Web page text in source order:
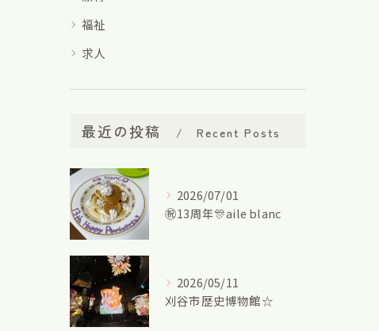
福祉
求人
最近の投稿 Recent Posts
2026/07/01
㊗13周年🎊aile blanc
2026/05/11
刈谷市歴史博物館☆